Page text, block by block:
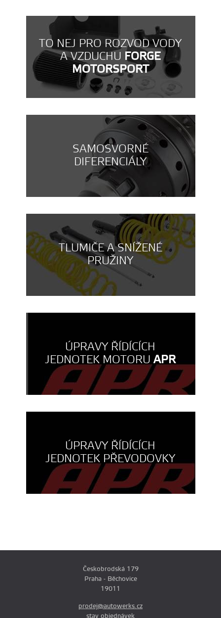
TO NEJ PRO ROZVOD VODY
A VZDUCHU FORGE
MOTORSPORT
SAMOSVORNÉ
DIFERENCIÁLY
TLUMIČE A SNÍŽENÉ
PRUŽINY
ÚPRAVY ŘÍDÍCÍCH
JEDNOTEK MOTORUAPR
ÚPRAVY ŘÍDÍCÍCH
JEDNOTEK PŘEVODOVKY
Českobrodská 179
Praha - Běchovice
19011
prodej@autowerks.cz
stav objednávek